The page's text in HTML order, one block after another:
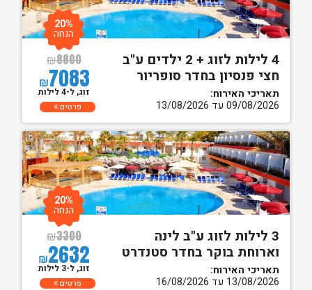
4 לילות לזוג + 2 ילדים ע"ב
חצי פנסיון בחדר סופריור
תאריכי האירוח:
09/08/2026 עד 13/08/2026
₪8800
₪7083
20%
הנחה
זוג, ל-4 לילות
פרטים
3 לילות לזוג ע"ב לינה
וארוחת בוקר בחדר סטנדרט
תאריכי האירוח:
13/08/2026 עד 16/08/2026
₪3300
₪2632
20%
הנחה
זוג, ל-3 לילות
פרטים